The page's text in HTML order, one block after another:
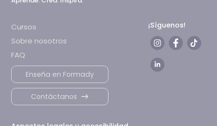
Cursos
Sobre nosotros
FAQ
Enseña en Formady
Contáctanos
¡Síguenos!